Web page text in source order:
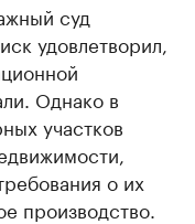
суд
удовлетворил,
Однако в
участков
о их
производство.